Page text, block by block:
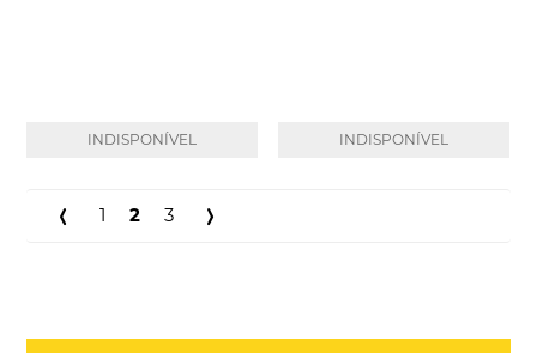
INDISPONÍVEL INDISPONÍVEL
1 2 3